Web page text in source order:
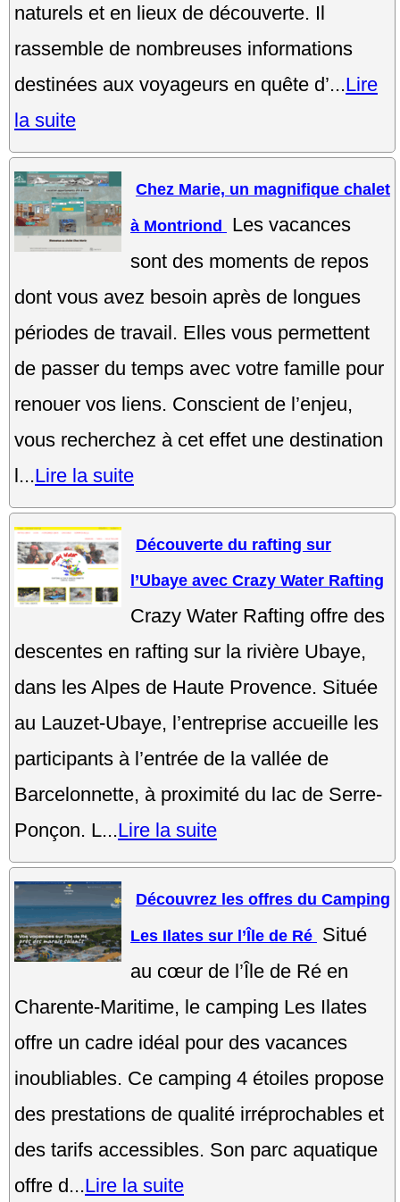
naturels et en lieux de découverte. Il
rassemble de nombreuses informations
destinées aux voyageurs en quête d’...Lire
la suite
Chez Marie, un magnifique chalet
à Montriond
Les vacances
sont des moments de repos
dont vous avez besoin après de longues
périodes de travail. Elles vous permettent
de passer du temps avec votre famille pour
renouer vos liens. Conscient de l’enjeu,
vous recherchez à cet effet une destination
l...Lire la suite
Découverte du rafting sur
l’Ubaye avec Crazy Water Rafting
Crazy Water Rafting offre des
descentes en rafting sur la rivière Ubaye,
dans les Alpes de Haute Provence. Située
au Lauzet-Ubaye, l’entreprise accueille les
participants à l’entrée de la vallée de
Barcelonnette, à proximité du lac de Serre-
Ponçon. L...Lire la suite
Découvrez les offres du Camping
Les Ilates sur l’Île de Ré Situé
au cœur de l’Île de Ré en
Charente-Maritime, le camping Les Ilates
offre un cadre idéal pour des vacances
inoubliables. Ce camping 4 étoiles propose
des prestations de qualité irréprochables et
des tarifs accessibles. Son parc aquatique
offre d...Lire la suite